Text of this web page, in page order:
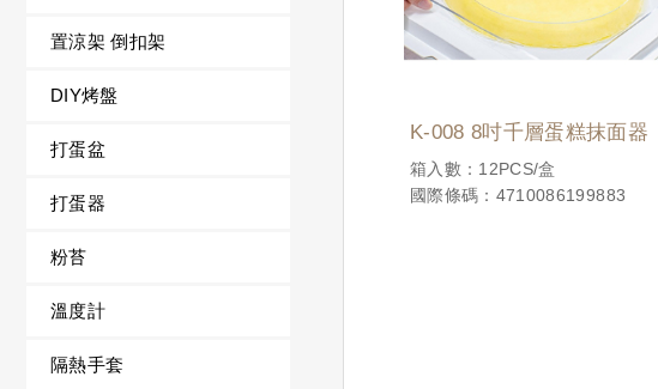
置涼架 倒扣架
DIY烤盤
打蛋盆
打蛋器
粉苔
溫度計
隔熱手套
K-008 8吋千層蛋糕抹面器
箱入數：12PCS/盒
國際條碼：4710086199883